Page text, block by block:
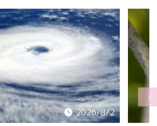
2026/8/2